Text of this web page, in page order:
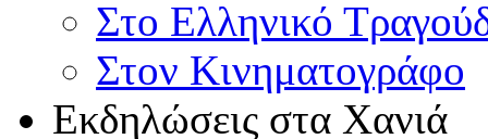
Στο Ελληνικό
Στον Κινηματογράφο
Εκδηλώσεις στα Χανιά